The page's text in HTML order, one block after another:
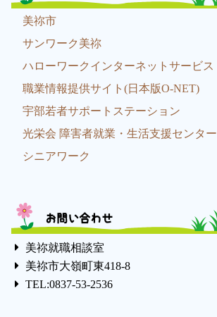
美祢市
サンワーク美祢
ハローワークインターネットサービス
職業情報提供サイト(日本版O-NET)
宇部若者サポートステーション
光栄会 障害者就業・生活支援センター
シニアワーク
お問い合わせ
美祢就職相談室
美祢市大嶺町東418-8
TEL:0837-53-2536